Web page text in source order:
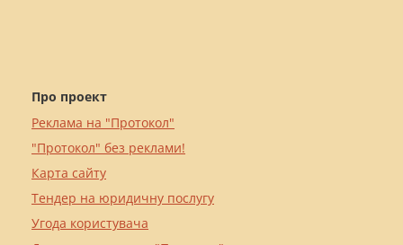
Про проект
Реклама на "Протокол"
"Протокол" без реклами!
Карта сайту
Тендер на юридичну послугу
Угода користувача